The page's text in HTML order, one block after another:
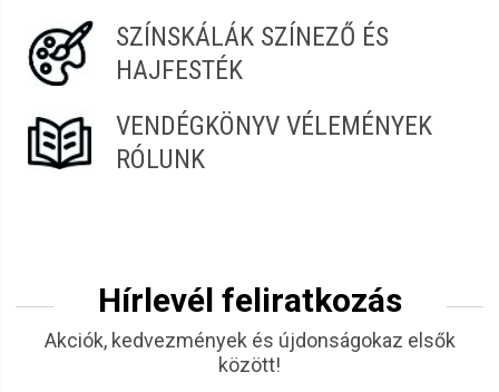
SZÍNSKÁLÁK SZÍNEZŐ ÉS
HAJFESTÉK
VENDÉGKÖNYV VÉLEMÉNYEK
RÓLUNK
Hírlevél feliratkozás
Akciók, kedvezmények és újdonságokaz elsők
között!